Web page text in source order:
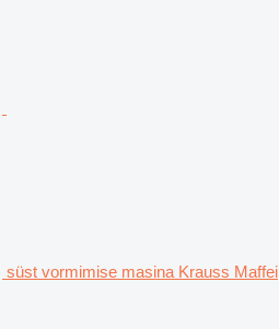
süst vormimise masina Krauss Maffei